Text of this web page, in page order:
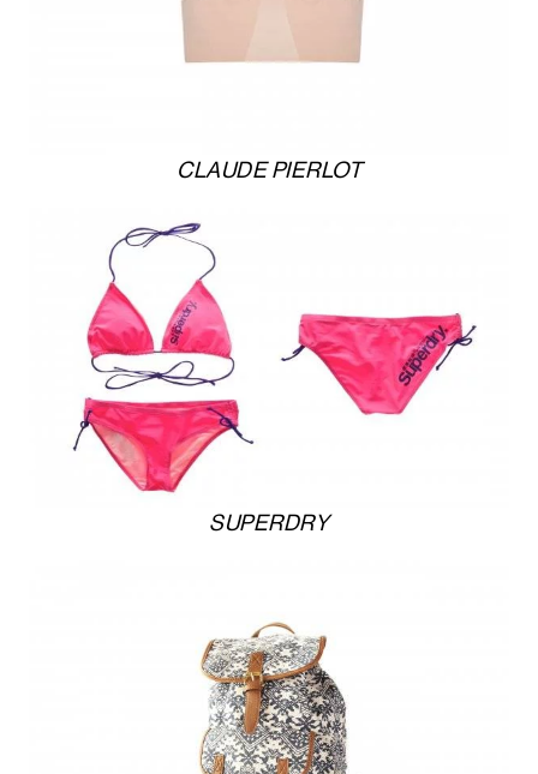
CLAUDE PIERLOT
SUPERDRY